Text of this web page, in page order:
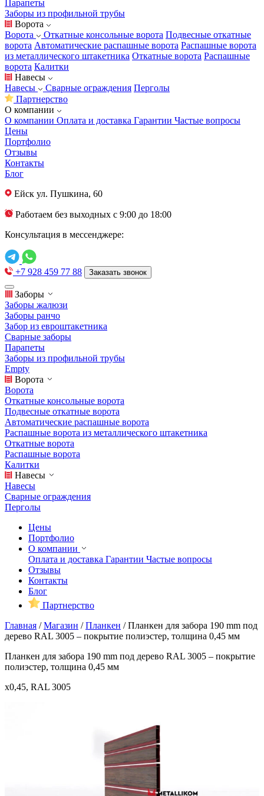
Парапеты
Заборы из профильной трубы
Ворота
Ворота
Откатные консольные ворота Подвесные откатные
ворота Автоматические распашные ворота Распашные ворота
из металлического штакетника Откатные ворота Распашные
ворота Калитки
Навесы
Навесы
Сварные ограждения Перголы
Партнерство
О компании
О компании Оплата и доставка Гарантии Частые вопросы
Цены
Портфолио
Отзывы
Контакты
Блог
Ейск ул. Пушкина, 60
Работаем без выходных с 9:00 до 18:00
Консультация в мессенджере:
+7 928 459 77 88 Заказать звонок
Заборы
Заборы жалюзи
Заборы ранчо
Забор из евроштакетника
Сварные заборы
Парапеты
Заборы из профильной трубы
Empty
Ворота
Ворота
Откатные консольные ворота
Подвесные откатные ворота
Автоматические распашные ворота
Распашные ворота из металлического штакетника
Откатные ворота
Распашные ворота
Калитки
Навесы
Навесы
Сварные ограждения
Перголы
Цены
Портфолио
О компании
Оплата и доставка Гарантии Частые вопросы
Отзывы
Контакты
Блог
Партнерство
Главная /Магазин /Планкен /Планкен для забора 190 mm под
дерево RAL 3005 – покрытие полиэстер, толщина 0,45 мм
Планкен для забора 190 mm под дерево RAL 3005 – покрытие
полиэстер, толщина 0,45 мм
x0,45, RAL 3005